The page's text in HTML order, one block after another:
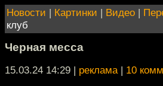
Новости | Картинки | Видео |
клуб
Черная месса
15.03.24 14:29 | реклама| 10